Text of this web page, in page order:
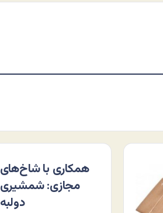
همکاری با شاخ‌های
مجازی: شمشیری
دولبه